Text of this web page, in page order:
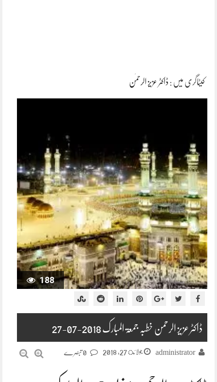
کیٹاگری میں : ڈاکٹر عزیز الرحمٰن
188
ڈاکٹر عزیز الرحمن خطبہ جمعۃ المبارک 2018-07-27
administrator جولائ 27, 2018